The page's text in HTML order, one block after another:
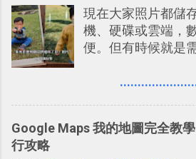
戶 。 2017/3 新增
改造 Slack 討論串
程看板
著 Trello ，卻還沒
一篇完整的介紹！
一時間推薦 Trello
澱自己的使用方法
學。 2015/6/13 新
現在大家照片都儲
機、硬碟或雲端，
便。但有時候就是
要製作家庭相框
片？而且最好能不
Google Maps 我的地圖完全教
行攻略